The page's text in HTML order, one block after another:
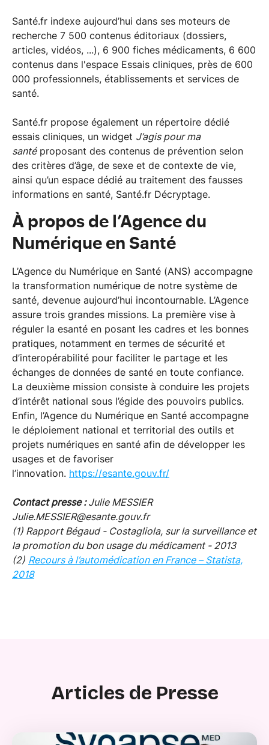
Santé.fr indexe aujourd’hui dans ses moteurs de
recherche 7 500 contenus éditoriaux (dossiers,
articles, vidéos, ...), 6 900 fiches médicaments, 6 600
contenus dans l'espace Essais cliniques, près de 600
000 professionnels, établissements et services de
santé.
Santé.fr propose également un répertoire dédié
essais cliniques, un widget J’agis pour ma
santéproposant des contenus de prévention selon
des critères d’âge, de sexe et de contexte de vie,
ainsi qu’un espace dédié au traitement des fausses
informations en santé, Santé.fr Décryptage.
À propos de l’Agence du
Numérique en Santé
L’Agence du Numérique en Santé (ANS) accompagne
la transformation numérique de notre système de
santé, devenue aujourd’hui incontournable. L’Agence
assure trois grandes missions. La première vise à
réguler la esanté en posant les cadres et les bonnes
pratiques, notamment en termes de sécurité et
d’interopérabilité pour faciliter le partage et les
échanges de données de santé en toute confiance.
La deuxième mission consiste à conduire les projets
d’intérêt national sous l’égide des pouvoirs publics.
Enfin, l’Agence du Numérique en Santé accompagne
le déploiement national et territorial des outils et
projets numériques en santé afin de développer les
usages et de favoriser
l’innovation. https://esante.gouv.fr/
Contact presse :Julie MESSIER
Julie.MESSIER@esante.gouv.fr
(1) Rapport Bégaud - Costagliola, sur la surveillance et
la promotion du bon usage du médicament - 2013
(2) Recours à l’automédication en France – Statista,
2018
Articles de Presse